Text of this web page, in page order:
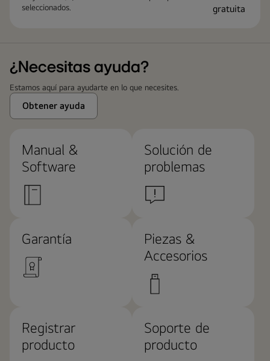
seleccionados.
¿Necesitas ayuda?
Estamos aquí para ayudarte en lo que necesites.
Obtener ayuda
Manual &
Software
Solución de
problemas
Garantía
Piezas &
Accesorios
Registrar
producto
Soporte de
producto